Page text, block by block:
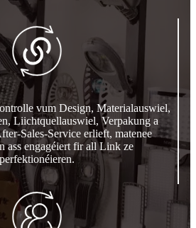
vum Design, Materialauswiel,
Liichtquellauswiel, Verpakung a
Sales-Service erlieft, matenee
ass engagéiert fir all Link ze
perfektionéieren.